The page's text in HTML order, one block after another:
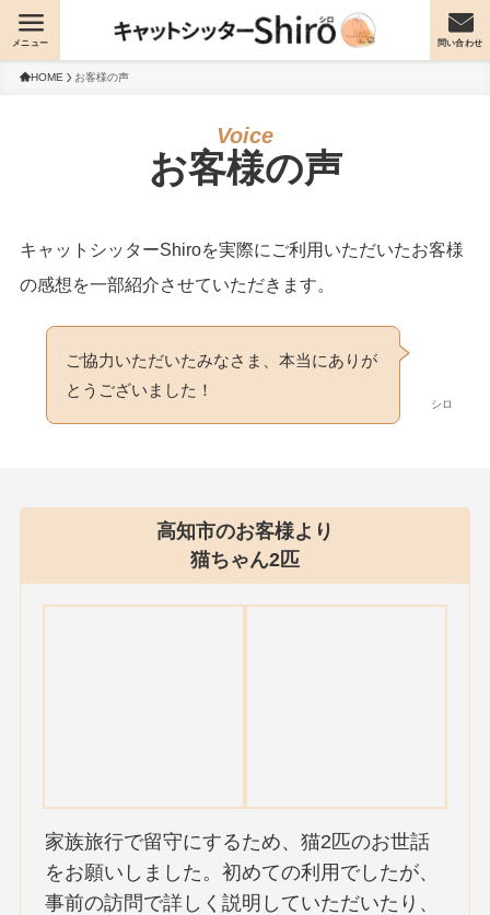
問い合わせ
メニュー
HOME お客様の声
お客様の声
キャットシッターShiroを実際にご利用いただいたお客様
の感想を一部紹介させていただきます。
シロ
ご協力いただいたみなさま、本当にありが
とうございました！
高知市のお客様より
猫ちゃん2匹
家族旅行で留守にするため、猫2匹のお世話
をお願いしました。初めての利用でしたが、
事前の訪問で詳しく説明していただいたり、